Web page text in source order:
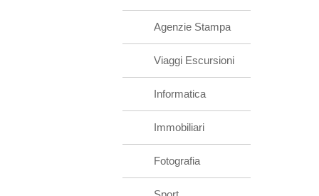
Agenzie Stampa
Viaggi Escursioni
Informatica
Immobiliari
Fotografia